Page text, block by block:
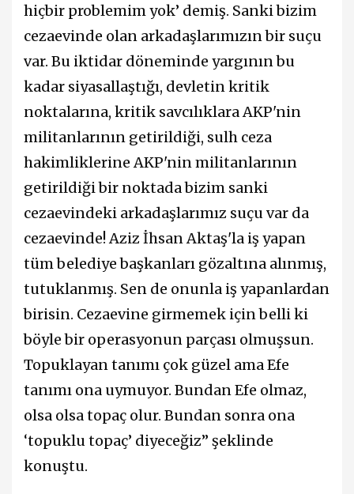
hiçbir problemim yok’ demiş. Sanki bizim
cezaevinde olan arkadaşlarımızın bir suçu
var. Bu iktidar döneminde yargının bu
kadar siyasallaştığı, devletin kritik
noktalarına, kritik savcılıklara AKP'nin
militanlarının getirildiği, sulh ceza
hakimliklerine AKP'nin militanlarının
getirildiği bir noktada bizim sanki
cezaevindeki arkadaşlarımız suçu var da
cezaevinde! Aziz İhsan Aktaş'la iş yapan
tüm belediye başkanları gözaltına alınmış,
tutuklanmış. Sen de onunla iş yapanlardan
birisin. Cezaevine girmemek için belli ki
böyle bir operasyonun parçası olmuşsun.
Topuklayan tanımı çok güzel ama Efe
tanımı ona uymuyor. Bundan Efe olmaz,
olsa olsa topaç olur. Bundan sonra ona
‘topuklu topaç’ diyeceğiz” şeklinde
konuştu.